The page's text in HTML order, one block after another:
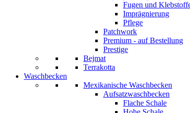
Fugen und
Imprägnierung
Pflege
Patchwork
Premium - auf Bestellung
Prestige
Bejmat
Terrakotta
Waschbecken
Mexikanische Waschbecken
Aufsatzwaschbecken
Flache Schale